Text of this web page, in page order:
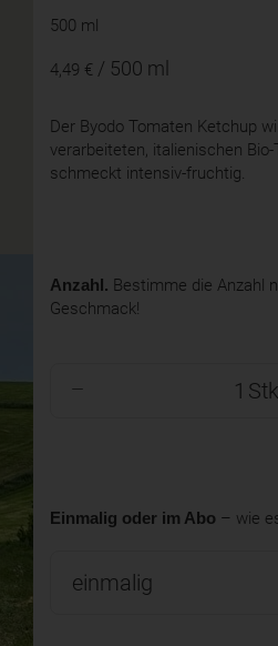
500 ml
4,49 € / 500 ml
Der Byodo Tomaten Ketchup
verarbeiteten, italienischen
schmeckt intensiv-fruchtig.
Anzahl. Bestimme die Anzahl
Geschmack!
Stk
Einmalig oder im Abo – wie